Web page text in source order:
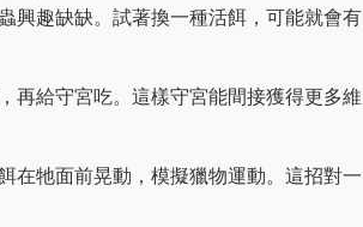
興趣缺缺。試著換一種活餌，可能就會有
再給守宮吃。這樣守宮能間接獲得更多維
在牠面前晃動，模擬獵物運動。這招對一